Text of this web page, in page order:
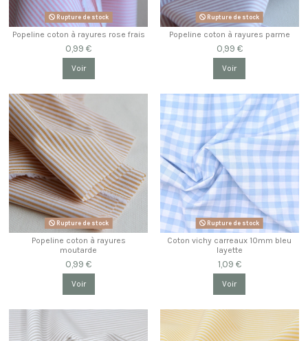
Rupture de stock
Popeline coton à rayures rose frais
0,99 €
Voir
Rupture de stock
Popeline coton à rayures parme
0,99 €
Voir
Rupture de stock
Popeline coton à rayures
moutarde
0,99 €
Voir
Rupture de stock
Coton vichy carreaux 10mm bleu
layette
1,09 €
Voir